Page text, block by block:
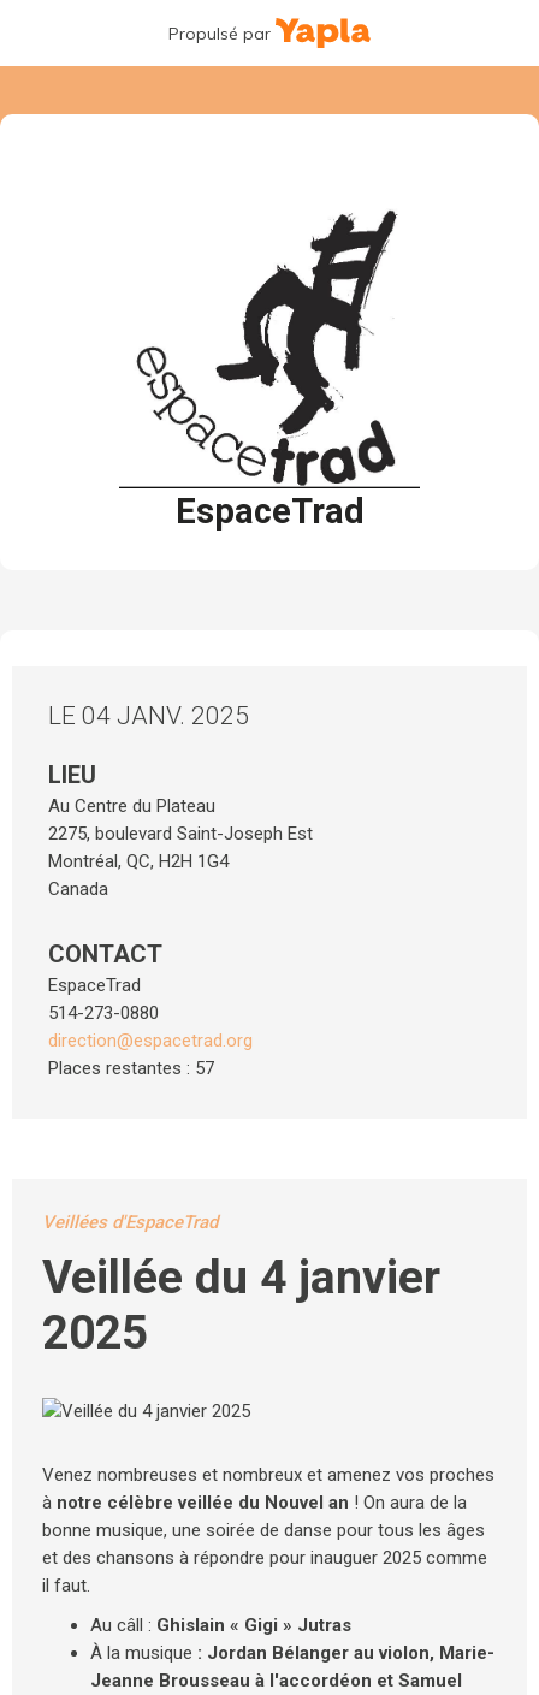
Propulsé par
EspaceTrad
LE 04 JANV. 2025
LIEU
Au Centre du Plateau
2275, boulevard Saint-Joseph Est
Montréal, QC, H2H 1G4
Canada
CONTACT
EspaceTrad
514-273-0880
direction@espacetrad.org
Places restantes : 57
Veillées d'EspaceTrad
Veillée du 4 janvier
2025
Venez nombreuses et nombreux et amenez vos proches
à notre célèbre veillée du Nouvel an ! On aura de la
bonne musique, une soirée de danse pour tous les âges
et des chansons à répondre pour inauguer 2025 comme
il faut.
Au câll : Ghislain « Gigi » Jutras
À la musique : Jordan Bélanger au violon, Marie-
Jeanne Brousseau à l'accordéon et Samuel